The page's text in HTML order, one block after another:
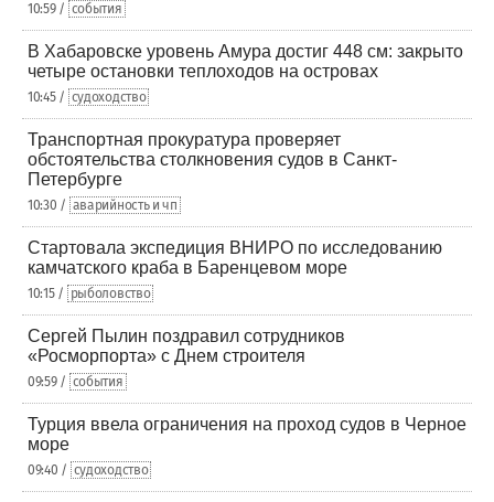
10:59 / события
В Хабаровске уровень Амура достиг 448 см: закрыто
четыре остановки теплоходов на островах
10:45 / судоходство
Транспортная прокуратура проверяет
обстоятельства столкновения судов в Санкт-
Петербурге
10:30 / аварийность и чп
Стартовала экспедиция ВНИРО по исследованию
камчатского краба в Баренцевом море
10:15 / рыболовство
Сергей Пылин поздравил сотрудников
«Росморпорта» с Днем строителя
09:59 / события
Турция ввела ограничения на проход судов в Черное
море
09:40 / судоходство